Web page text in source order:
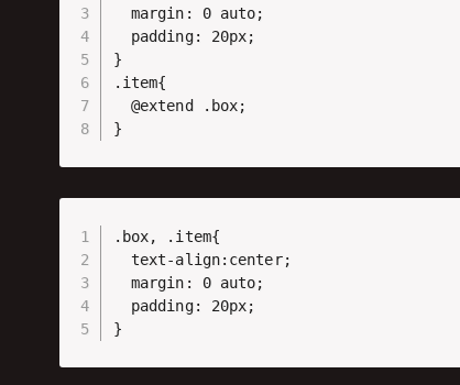
  margin: 0 auto;
  padding: 20px;
}
.item{
  @extend .box;
}
.box, .item{
  text-align:center;
  margin: 0 auto;
  padding: 20px;
}